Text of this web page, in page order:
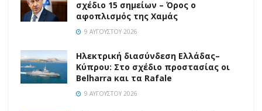
σχέδιο 15 σημείων – Όρος ο
αφοπλισμός της Χαμάς
9 ΑΥΓΟΎΣΤΟΥ 2026
Ηλεκτρική διασύνδεση Ελλάδας–
Κύπρου: Στο σχέδιο προστασίας οι
Belharra και τα Rafale
9 ΑΥΓΟΎΣΤΟΥ 2026